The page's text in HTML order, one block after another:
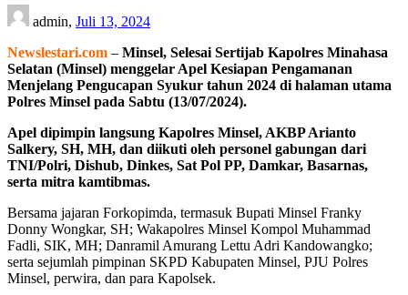
admin, Juli 13, 2024
Newslestari.com – Minsel, Selesai Sertijab Kapolres Minahasa
Selatan (Minsel) menggelar Apel Kesiapan Pengamanan
Menjelang Pengucapan Syukur tahun 2024 di halaman utama
Polres Minsel pada Sabtu (13/07/2024).
Apel dipimpin langsung Kapolres Minsel, AKBP Arianto
Salkery, SH, MH, dan diikuti oleh personel gabungan dari
TNI/Polri, Dishub, Dinkes, Sat Pol PP, Damkar, Basarnas,
serta mitra kamtibmas.
Bersama jajaran Forkopimda, termasuk Bupati Minsel Franky
Donny Wongkar, SH; Wakapolres Minsel Kompol Muhammad
Fadli, SIK, MH; Danramil Amurang Lettu Adri Kandowangko;
serta sejumlah pimpinan SKPD Kabupaten Minsel, PJU Polres
Minsel, perwira, dan para Kapolsek.